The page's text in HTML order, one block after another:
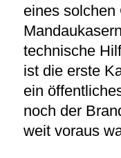
eines
technische
ist die erste
ein
noch der
weit voraus